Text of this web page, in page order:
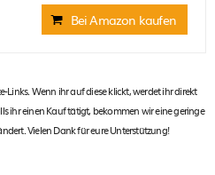
Bei Amazon kaufen
Links. Wenn ihr auf diese klickt, werdet ihr direkt
ihr einen Kauf tätigt, bekommen wir eine geringe
Vielen Dank für eure Unterstützung!